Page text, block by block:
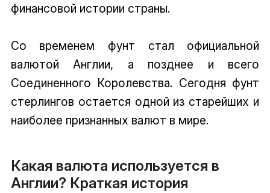
финансовой истории страны.
Со временем фунт стал официальной
валютой Англии, а позднее и всего
Соединенного Королевства. Сегодня фунт
стерлингов остается одной из старейших и
наиболее признанных валют в мире.
Какая валюта используется в
Англии? Краткая история